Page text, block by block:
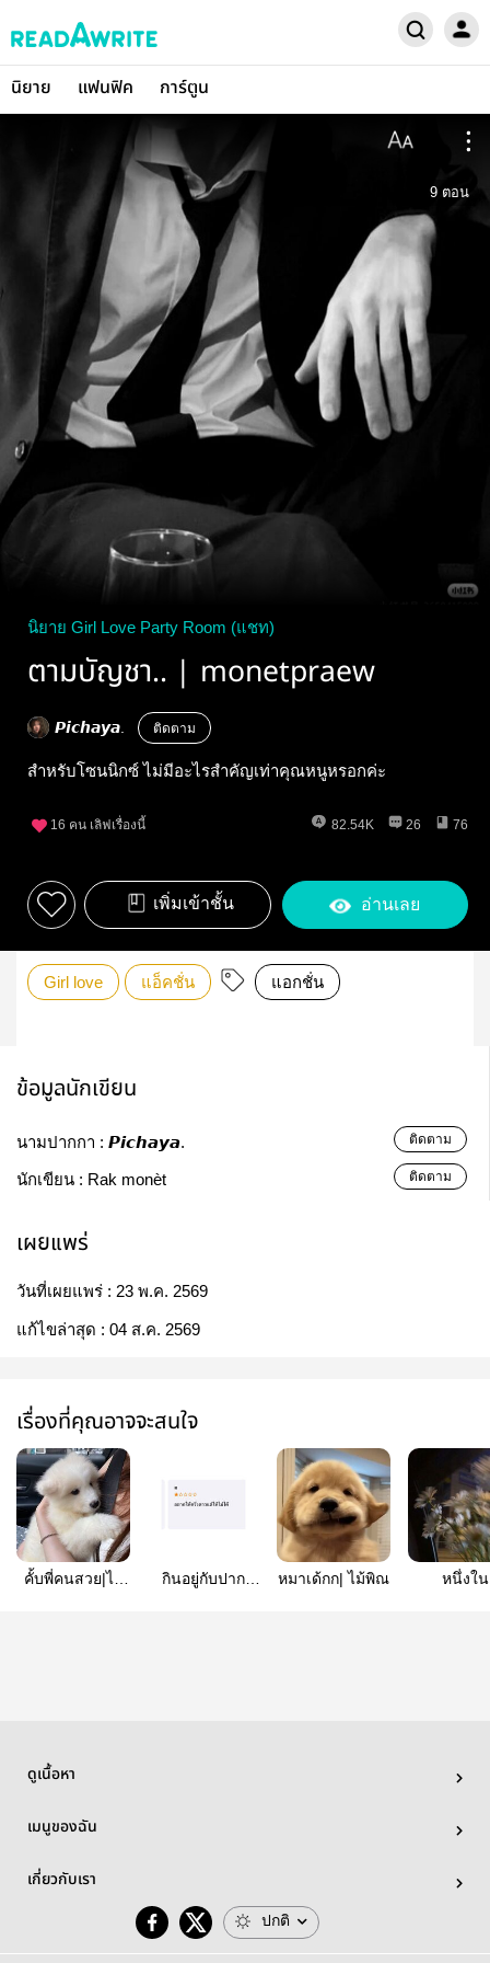
นิยาย แฟนฟิค การ์ตูน
9 ตอน
นิยาย Girl Love Party Room (แชท)
ตามบัญชา.. | monetpraew
𝙋𝙞𝙘𝙝𝙖𝙮𝙖. ติดตาม
สำหรับโซนนิกซ์ ไม่มีอะไรสำคัญเท่าคุณหนูหรอกค่ะ
16 คน เลิฟเรื่องนี้ 82.54K 26 76
เพิ่มเข้าชั้น อ่านเลย
Girl love แอ็คชั่น แอกชั่น
ข้อมูลนักเขียน
นามปากกา : 𝙋𝙞𝙘𝙝𝙖𝙮𝙖. ติดตาม
นักเขียน : Rak monèt ติดตาม
เผยแพร่
วันที่เผยแพร่ : 23 พ.ค. 2569
แก้ไขล่าสุด : 04 ส.ค. 2569
เรื่องที่คุณอาจจะสนใจ
คั้บพี่คนสวย|ไม้
กินอยู่กับปาก
หมาเด้กก| ไม้พิณ
หนึ่งใน
ดูเนื้อหา
เมนูของฉัน
เกี่ยวกับเรา
ปกติ